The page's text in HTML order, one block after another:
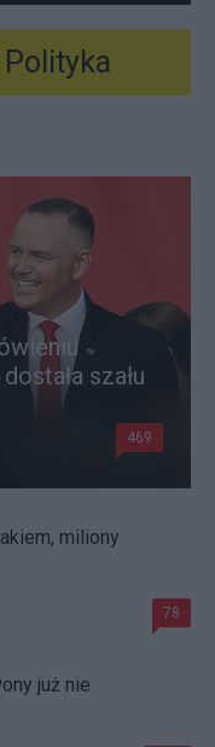
Polityka
szału
469
miliony
78
już nie